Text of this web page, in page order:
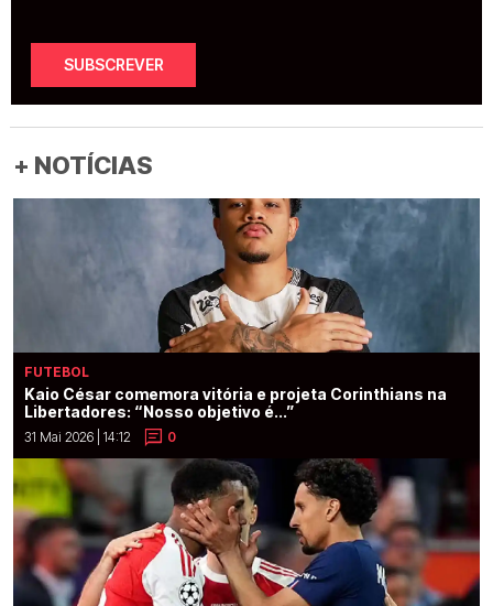
SUBSCREVER
+ NOTÍCIAS
FUTEBOL
Kaio César comemora vitória e projeta Corinthians na
Libertadores: “Nosso objetivo é...”
31 Mai 2026 | 14:12 0